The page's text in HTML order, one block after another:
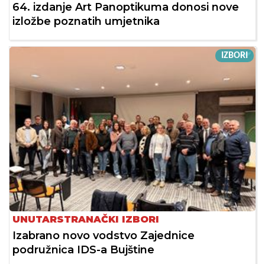
64. izdanje Art Panoptikuma donosi nove
izložbe poznatih umjetnika
IZBORI
UNUTARSTRANAČKI IZBORI
Izabrano novo vodstvo Zajednice
podružnica IDS-a Bujštine